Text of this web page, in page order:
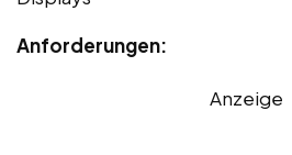
Anforderungen:
Anzeige